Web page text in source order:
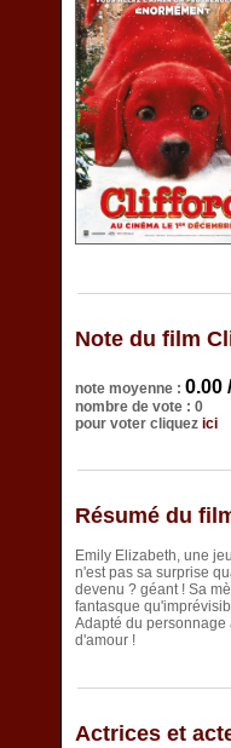
Note du film
note moyenne : 0.00
nombre de vote : 0
pour voter cliquez ici
Résumé du
Emily Elizabeth, une
n'est pas sa surprise
devenu ? géant ! Sa
fantasque
Adapté du personnage
d'amour !
Actrices et